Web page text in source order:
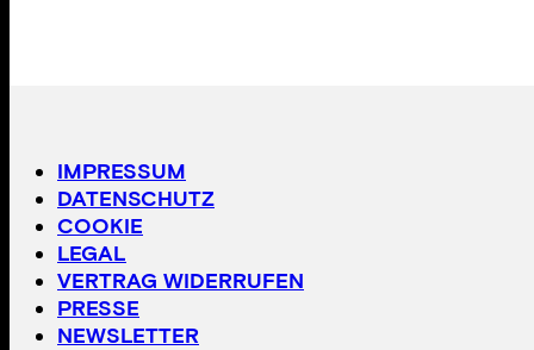
IMPRESSUM
DATENSCHUTZ
COOKIE
LEGAL
VERTRAG WIDERRUFEN
PRESSE
NEWSLETTER